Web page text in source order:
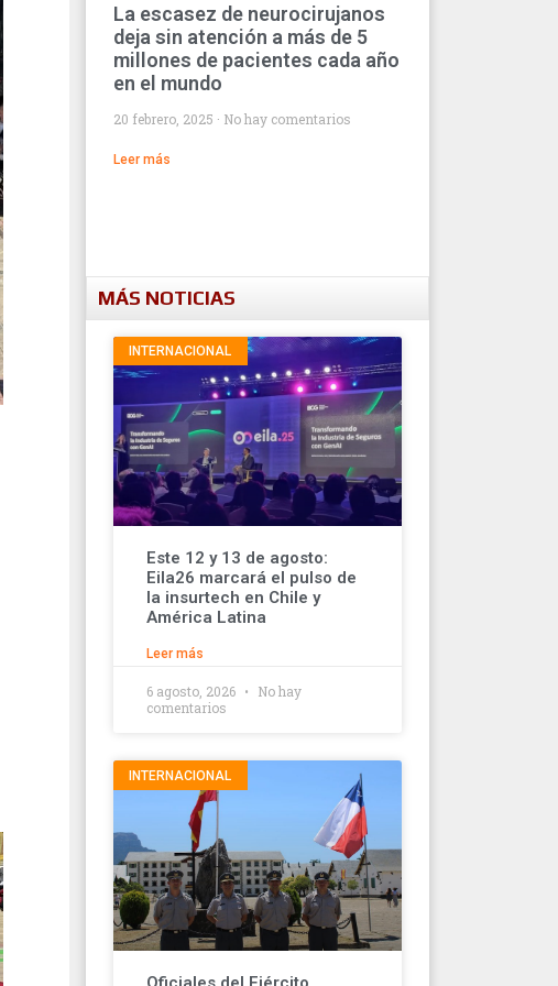
La escasez de neurocirujanos
deja sin atención a más de 5
millones de pacientes cada año
en el mundo
20 febrero, 2025 No hay comentarios
Leer más
MÁS NOTICIAS
INTERNACIONAL
Este 12 y 13 de agosto:
Eila26 marcará el pulso de
la insurtech en Chile y
América Latina
Leer más
6 agosto, 2026
No hay
comentarios
INTERNACIONAL